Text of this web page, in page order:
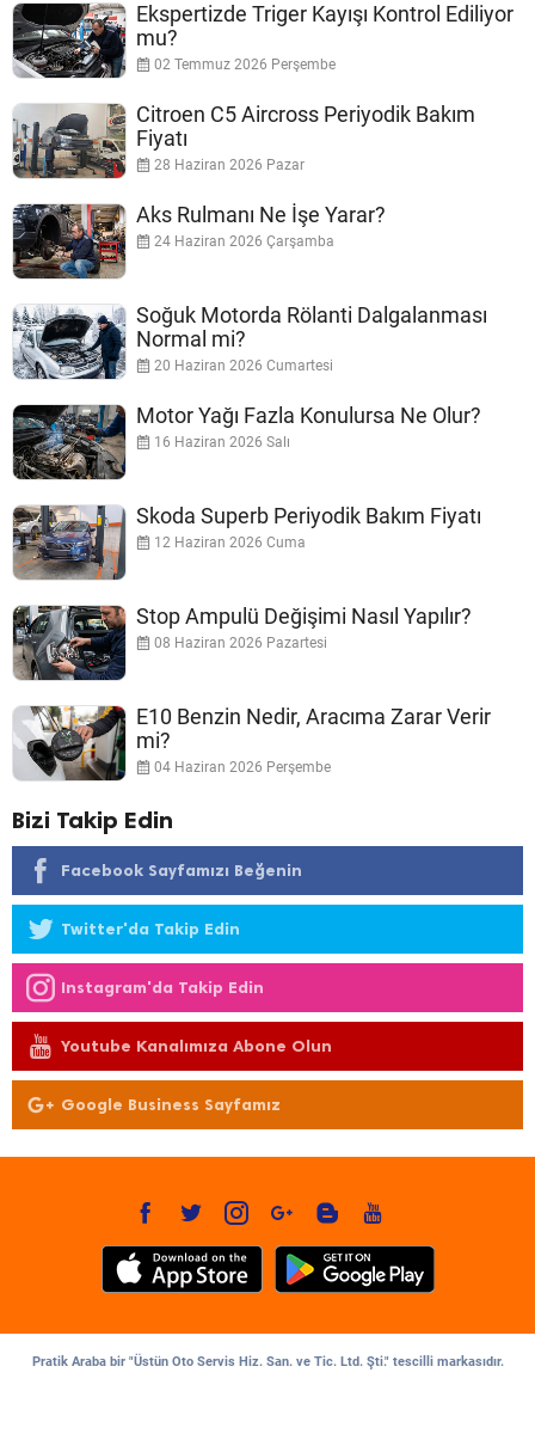
Ekspertizde Triger Kayışı Kontrol Ediliyor
mu?
02 Temmuz 2026 Perşembe
Citroen C5 Aircross Periyodik Bakım
Fiyatı
28 Haziran 2026 Pazar
Aks Rulmanı Ne İşe Yarar?
24 Haziran 2026 Çarşamba
Soğuk Motorda Rölanti Dalgalanması
Normal mi?
20 Haziran 2026 Cumartesi
Motor Yağı Fazla Konulursa Ne Olur?
16 Haziran 2026 Salı
Skoda Superb Periyodik Bakım Fiyatı
12 Haziran 2026 Cuma
Stop Ampulü Değişimi Nasıl Yapılır?
08 Haziran 2026 Pazartesi
E10 Benzin Nedir, Aracıma Zarar Verir
mi?
04 Haziran 2026 Perşembe
Bizi Takip Edin
Facebook Sayfamızı Beğenin
Twitter'da Takip Edin
Instagram'da Takip Edin
Youtube Kanalımıza Abone Olun
Google Business Sayfamız
Pratik Araba bir "Üstün Oto Servis Hiz. San. ve Tic. Ltd. Şti." tescilli markasıdır.